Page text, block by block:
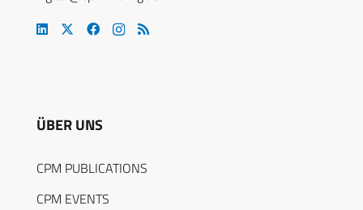
ÜBER UNS
CPM PUBLICATIONS
CPM EVENTS